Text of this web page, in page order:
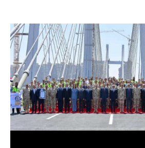
السيسي يفتتح محور روض الفرج
وكوبري تحيا مصر